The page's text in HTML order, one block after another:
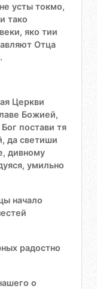
усты токмо,
тако
яко тии
Отца
Церкви
Божией,
постави тя
да светиши
дивному
умильно
начало
радостно
о